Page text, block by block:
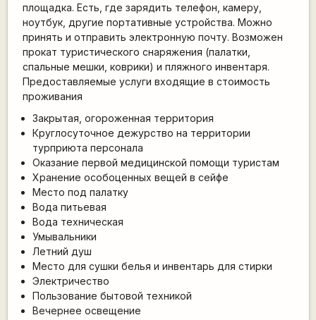
площадка. Есть, где зарядить телефон, камеру,
ноутбук, другие портативные устройства. Можно
принять и отправить электронную почту. Возможен
прокат туристического снаряжения (палатки,
спальные мешки, коврики) и пляжного инвентаря.
Предоставляемые услуги входящие в стоимость
проживания
Закрытая, огороженная территория
Круглосуточное дежурство на территории
турприюта персонала
Оказание первой медицинской помощи туристам
Хранение особоценных вещей в сейфе
Место под палатку
Вода питьевая
Вода техническая
Умывальники
Летний душ
Место для сушки белья и инвентарь для стирки
Электричество
Пользование бытовой техникой
Вечернее освещение